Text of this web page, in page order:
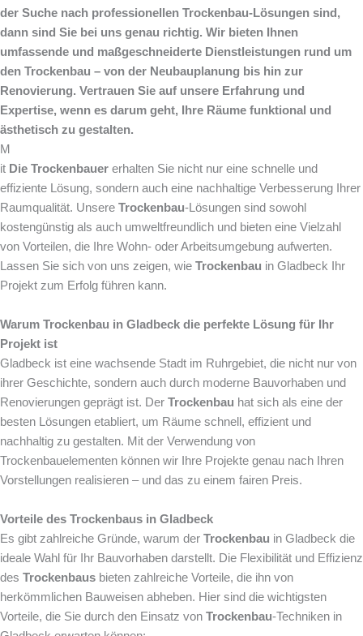
der Suche nach professionellen Trockenbau-Lösungen sind,
dann sind Sie bei uns genau richtig. Wir bieten Ihnen
umfassende und maßgeschneiderte Dienstleistungen rund um
den Trockenbau – von der Neubauplanung bis hin zur
Renovierung. Vertrauen Sie auf unsere Erfahrung und
Expertise, wenn es darum geht, Ihre Räume funktional und
ästhetisch zu gestalten.
M
it Die Trockenbauer erhalten Sie nicht nur eine schnelle und
effiziente Lösung, sondern auch eine nachhaltige Verbesserung Ihrer
Raumqualität. Unsere Trockenbau-Lösungen sind sowohl
kostengünstig als auch umweltfreundlich und bieten eine Vielzahl
von Vorteilen, die Ihre Wohn- oder Arbeitsumgebung aufwerten.
Lassen Sie sich von uns zeigen, wie Trockenbau in Gladbeck Ihr
Projekt zum Erfolg führen kann.
Warum Trockenbau in Gladbeck die perfekte Lösung für Ihr
Projekt ist
Gladbeck ist eine wachsende Stadt im Ruhrgebiet, die nicht nur von
ihrer Geschichte, sondern auch durch moderne Bauvorhaben und
Renovierungen geprägt ist. Der Trockenbau hat sich als eine der
besten Lösungen etabliert, um Räume schnell, effizient und
nachhaltig zu gestalten. Mit der Verwendung von
Trockenbauelementen können wir Ihre Projekte genau nach Ihren
Vorstellungen realisieren – und das zu einem fairen Preis.
Vorteile des Trockenbaus in Gladbeck
Es gibt zahlreiche Gründe, warum der Trockenbau in Gladbeck die
ideale Wahl für Ihr Bauvorhaben darstellt. Die Flexibilität und Effizienz
des Trockenbaus bieten zahlreiche Vorteile, die ihn von
herkömmlichen Bauweisen abheben. Hier sind die wichtigsten
Vorteile, die Sie durch den Einsatz von Trockenbau-Techniken in